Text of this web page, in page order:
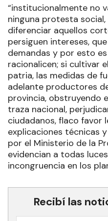
“institucionalmente no
ninguna protesta
diferenciar aquellos
persiguen intereses,
demandas y por esto
racionalicen; si cultivar
patria, las medidas de
adelante productores
provincia, obstruyendo
traza nacional,
ciudadanos, flaco favor
explicaciones técnicas
por el Ministerio de la
evidencian a todas
incongruencia en los
Recibí las